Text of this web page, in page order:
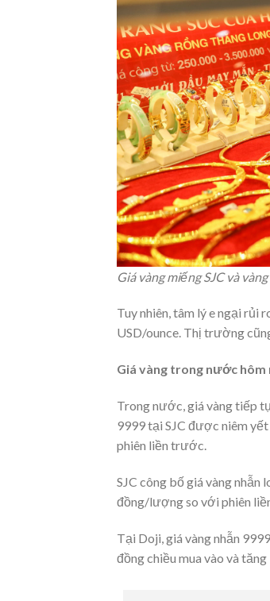
Giá vàng miếng SJC và
Tuy nhiên, tâm lý e ngại rủi
USD/ounce. Thị trường
Giá vàng trong nước hôm
Trong nước, giá vàng tiếp
9999 tại SJC được niêm
phiên liền trước.
SJC công bố giá vàng
đồng/lượng so với phiên
Tại Doji, giá vàng nhẫn
đồng chiều mua vào và